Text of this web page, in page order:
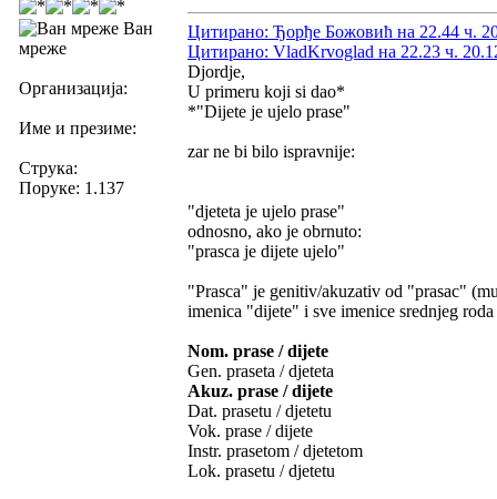
Ван
мреже
Организација:
Име и презиме:
Струка:
Поруке: 1.137
Цитирано: Ђорђе Божовић на 22.44 ч.
Цитирано: VladKrvoglad на 22.23 ч.
Djordje,
U primeru koji si dao*
*"Dijete je ujelo prase"
zar ne bi bilo ispravnije:
"djeteta je ujelo prase"
odnosno, ako je obrnuto:
"prasca je dijete ujelo"
"Prasca" je genitiv/akuzativ od "prasac"
imenica "dijete" i sve imenice srednjeg
Nom. prase / dijete
Gen. praseta / djeteta
Akuz. prase / dijete
Dat. prasetu / djetetu
Vok. prase / dijete
Instr. prasetom / djetetom
Lok. prasetu / djetetu